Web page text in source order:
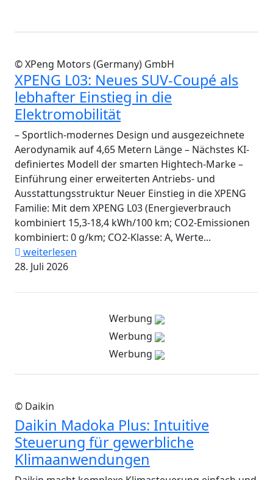
© XPeng Motors (Germany) GmbH
XPENG L03: Neues SUV-Coupé als
lebhafter Einstieg in die
Elektromobilität
– Sportlich-modernes Design und ausgezeichnete
Aerodynamik auf 4,65 Metern Länge – Nächstes KI-
definiertes Modell der smarten Hightech-Marke –
Einführung einer erweiterten Antriebs- und
Ausstattungsstruktur Neuer Einstieg in die XPENG
Familie: Mit dem XPENG L03 (Energieverbrauch
kombiniert 15,3-18,4 kWh/100 km; CO2-Emissionen
kombiniert: 0 g/km; CO2-Klasse: A, Werte...
weiterlesen
28. Juli 2026
Werbung
Werbung
Werbung
© Daikin
Daikin Madoka Plus: Intuitive
Steuerung für gewerbliche
Klimaanwendungen